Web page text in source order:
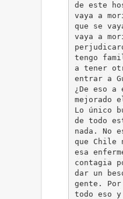
de este
vaya a
que se
vaya a
tengo
a tener
entrar a
¿De eso a
mejorado
Lo único
de todo
nada. No
que Chile
esa
contagia
dar un
gente.
todo eso